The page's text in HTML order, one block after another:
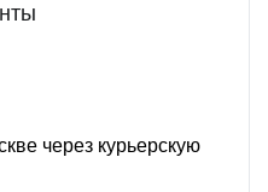
через курьерскую